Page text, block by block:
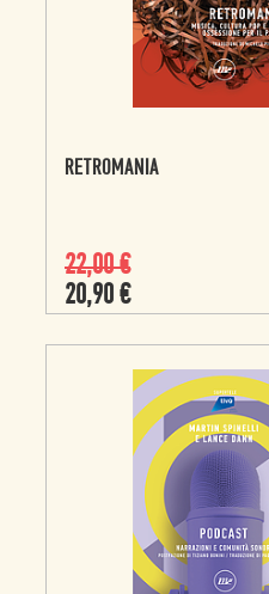
RETROMANIA
22,00€
20,90 €